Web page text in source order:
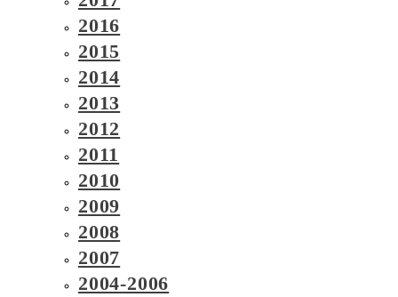
2016
2015
2014
2013
2012
2011
2010
2009
2008
2007
2004-2006